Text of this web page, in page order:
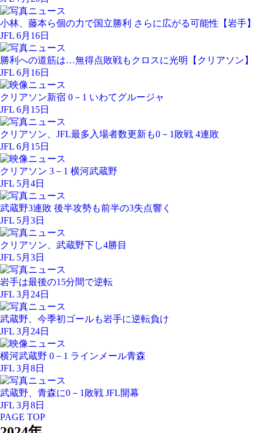
小林、藤本ら個の力で国立勝利 さらに広がる可能性【岩手】
JFL 6月16日
勝利への道筋は…無得点敗戦もクロスに光明【クリアソン】
JFL 6月16日
クリアソン新宿 0－1 いわてグルージャ
JFL 6月15日
クリアソン、JFL最多入場者数更新も0－1敗戦 4連敗
JFL 6月15日
クリアソン 3－1 横河武蔵野
JFL 5月4日
武蔵野3連敗 後半攻勢も前半の3失点響く
JFL 5月3日
クリアソン、武蔵野下し4勝目
JFL 5月3日
岩手は最後の15分間で逆転
JFL 3月24日
武蔵野、今季初ゴールも岩手に逆転負け
JFL 3月24日
横河武蔵野 0－1 ラインメール青森
JFL 3月8日
武蔵野、青森に0－1敗戦 JFL開幕
JFL 3月8日
PAGE TOP